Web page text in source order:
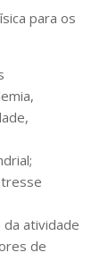
para os
atividade
de